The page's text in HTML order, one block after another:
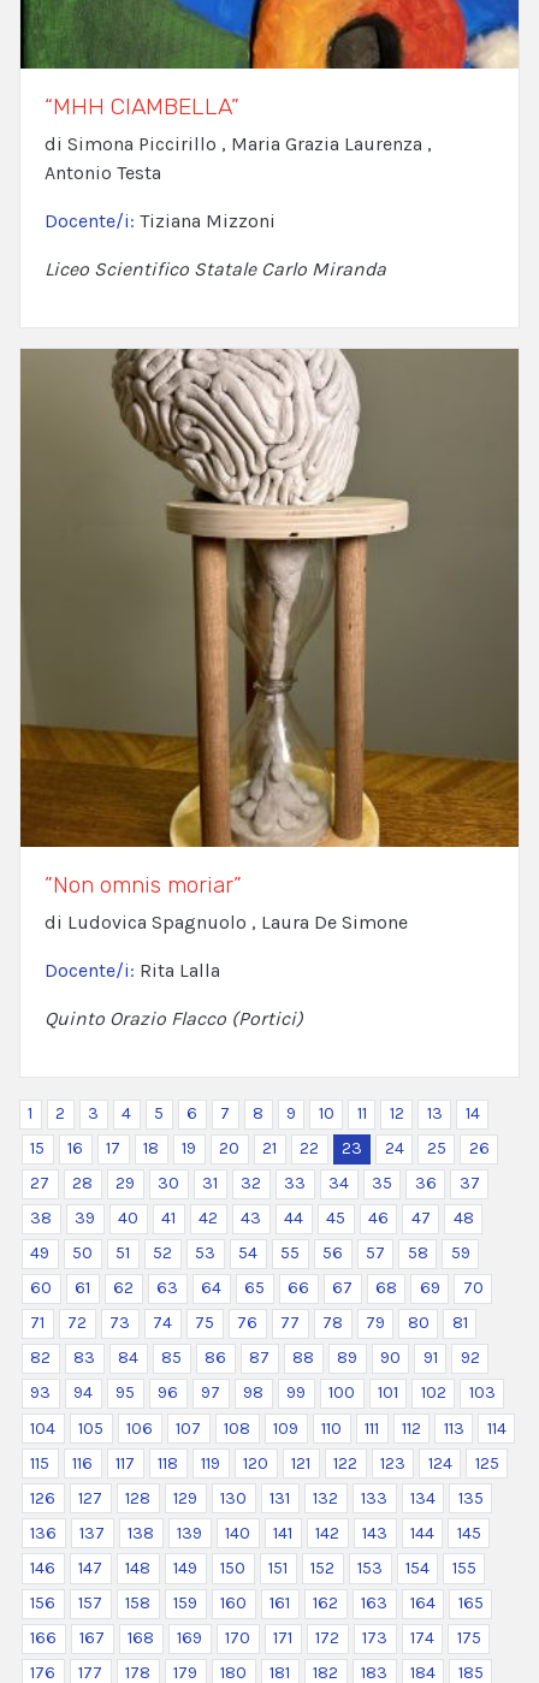
“MHH CIAMBELLA”
di Simona Piccirillo , Maria Grazia Laurenza ,
Antonio Testa
Docente/i: Tiziana Mizzoni
Liceo Scientifico Statale Carlo Miranda
”Non omnis moriar”
di Ludovica Spagnuolo , Laura De Simone
Docente/i: Rita Lalla
Quinto Orazio Flacco (Portici)
1 2 3 4 5 6 7 8 9 10 11 12 13
14
15
16 17 18 19 20 21 22 23 24 25
26
27
28 29 30 31 32 33 34 35 36
37
38
39 40 41 42 43 44 45 46 47
48
49
50 51 52 53 54 55 56 57 58
59
60
61 62 63 64 65 66 67 68 69
70
71
72 73 74 75 76 77 78 79 80
81
82
83 84 85 86 87 88 89 90 91
92
93
94 95 96 97 98 99 100 101 102
103
104
105 106 107 108 109 110 111 112 113
114
115
116 117 118 119 120 121 122 123 124
125
126
127 128 129 130 131 132 133 134
135
136
137 138 139 140 141 142 143 144
145
146
147 148 149 150 151 152 153 154
155
156
157 158 159 160 161 162 163 164
165
166
167 168 169 170 171 172 173 174
175
176
177 178 179 180 181 182 183 184 185